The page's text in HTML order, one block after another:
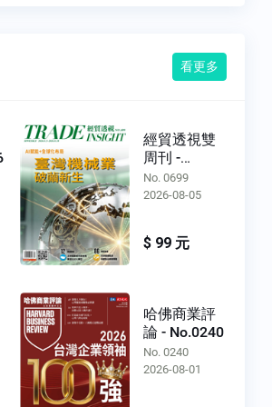
看更多
經貿透視雙
周刊 -
No.0699
No. 0699
2026-08-05
$ 99 元
哈佛商業評
論 - No.0240
No. 0240
2026-08-01